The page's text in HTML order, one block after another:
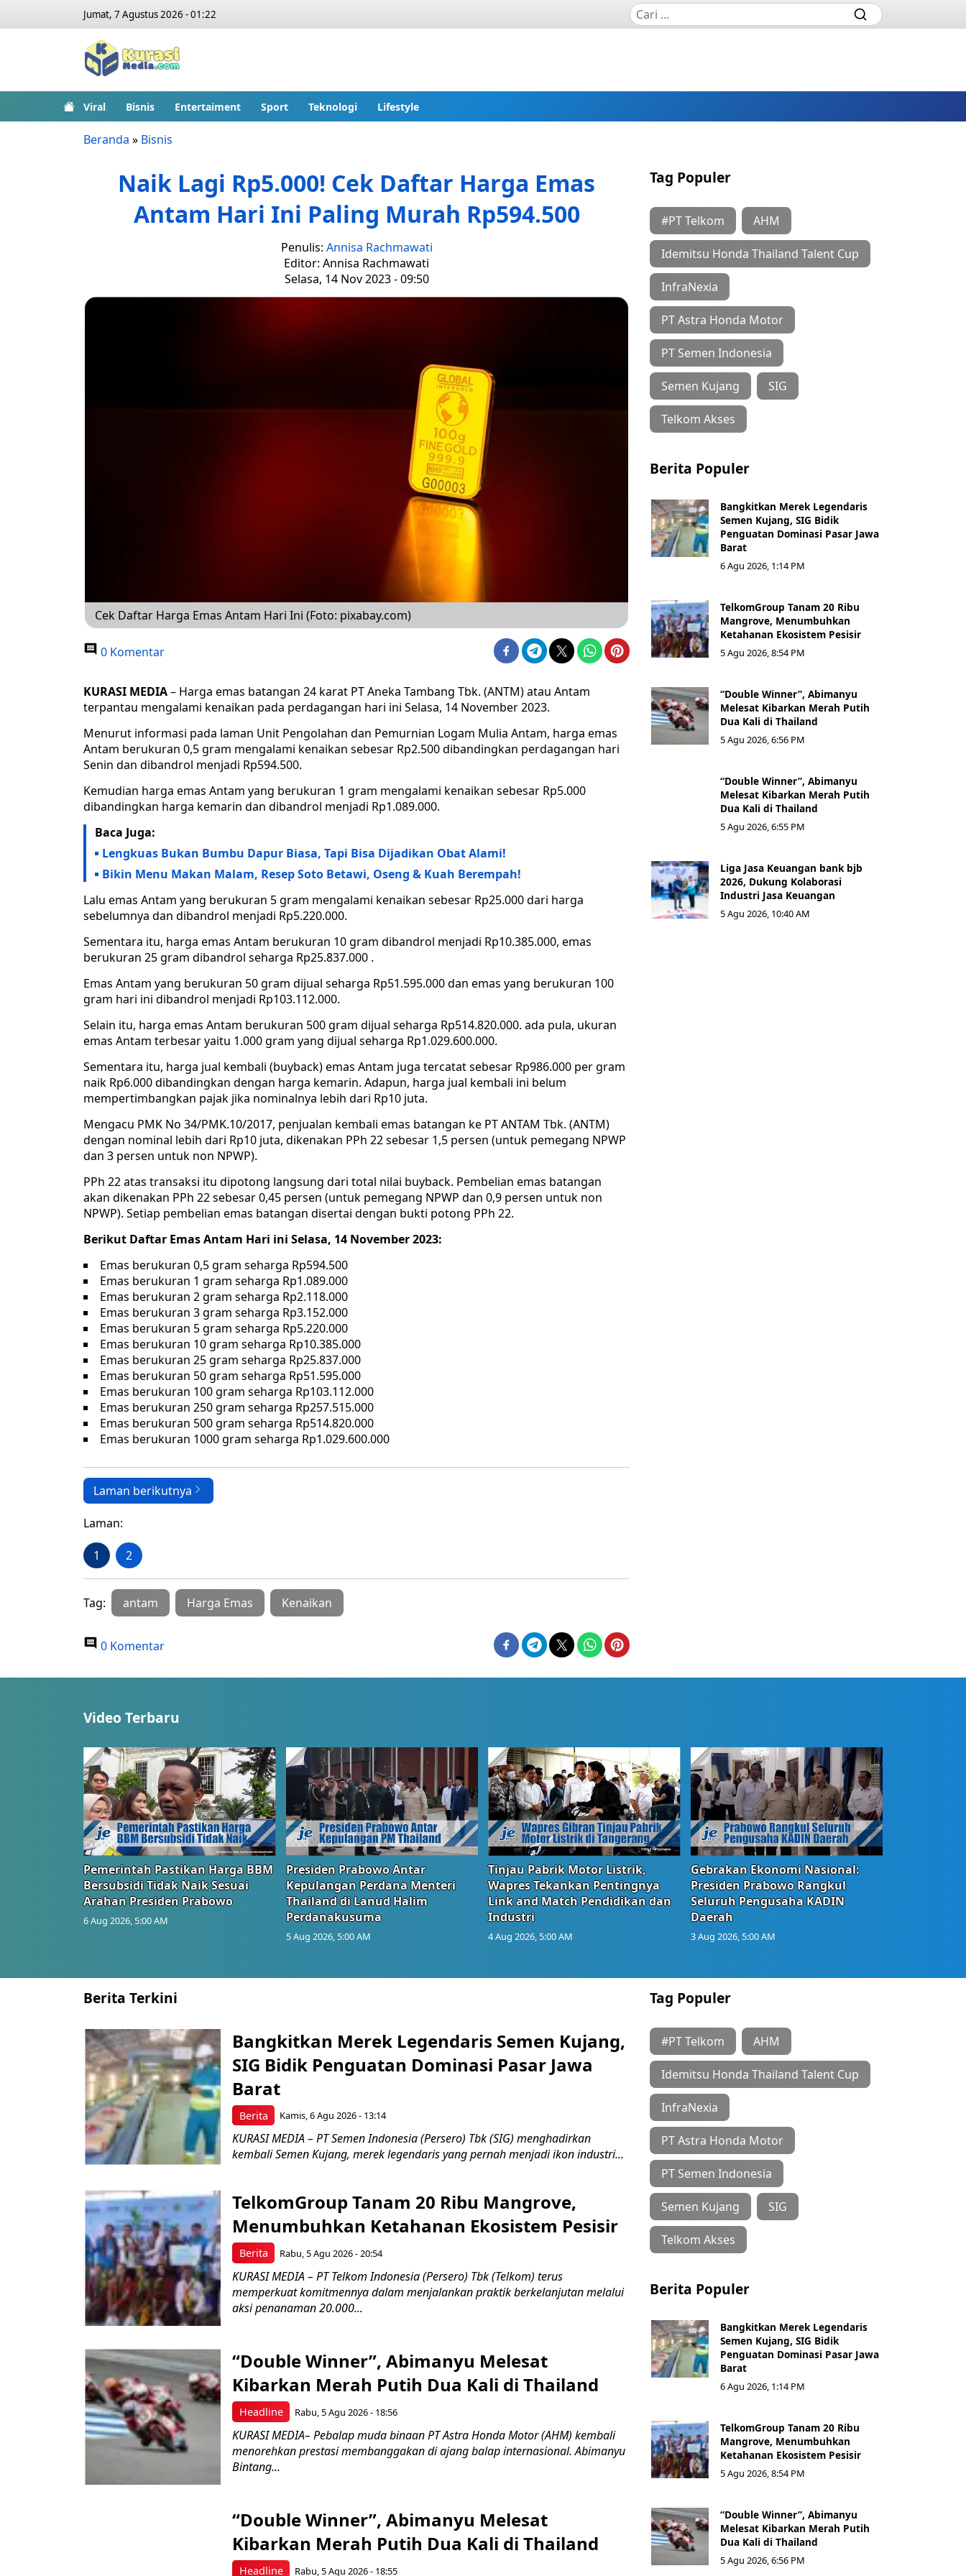
Jumat, 7 Agustus 2026 - 01:22
Viral Bisnis Entertaiment Sport Teknologi Lifestyle
Beranda » Bisnis
Naik Lagi Rp5.000! Cek Daftar Harga Emas
Antam Hari Ini Paling Murah Rp594.500
Penulis: Annisa Rachmawati
Editor: Annisa Rachmawati
Selasa, 14 Nov 2023 - 09:50
Cek Daftar Harga Emas Antam Hari Ini (Foto: pixabay.com)
0 Komentar
KURASI MEDIA– Harga emas batangan 24 karat PT Aneka Tambang Tbk. (ANTM) atau Antam
terpantau mengalami kenaikan pada perdagangan hari ini Selasa, 14 November 2023.
Menurut informasi pada laman Unit Pengolahan dan Pemurnian Logam Mulia Antam, harga emas
Antam berukuran 0,5 gram mengalami kenaikan sebesar Rp2.500 dibandingkan perdagangan hari
Senin dan dibandrol menjadi Rp594.500.
Kemudian harga emas Antam yang berukuran 1 gram mengalami kenaikan sebesar Rp5.000
dibandingkan harga kemarin dan dibandrol menjadi Rp1.089.000.
Baca Juga:
Lengkuas Bukan Bumbu Dapur Biasa, Tapi Bisa Dijadikan Obat Alami!
Bikin Menu Makan Malam, Resep Soto Betawi, Oseng & Kuah Berempah!
Lalu emas Antam yang berukuran 5 gram mengalami kenaikan sebesar Rp25.000 dari harga
sebelumnya dan dibandrol menjadi Rp5.220.000.
Sementara itu, harga emas Antam berukuran 10 gram dibandrol menjadi Rp10.385.000, emas
berukuran 25 gram dibandrol seharga Rp25.837.000 .
Emas Antam yang berukuran 50 gram dijual seharga Rp51.595.000 dan emas yang berukuran 100
gram hari ini dibandrol menjadi Rp103.112.000.
Selain itu, harga emas Antam berukuran 500 gram dijual seharga Rp514.820.000. ada pula, ukuran
emas Antam terbesar yaitu 1.000 gram yang dijual seharga Rp1.029.600.000.
Sementara itu, harga jual kembali (buyback) emas Antam juga tercatat sebesar Rp986.000 per gram
naik Rp6.000 dibandingkan dengan harga kemarin. Adapun, harga jual kembali ini belum
mempertimbangkan pajak jika nominalnya lebih dari Rp10 juta.
Mengacu PMK No 34/PMK.10/2017, penjualan kembali emas batangan ke PT ANTAM Tbk. (ANTM)
dengan nominal lebih dari Rp10 juta, dikenakan PPh 22 sebesar 1,5 persen (untuk pemegang NPWP
dan 3 persen untuk non NPWP).
PPh 22 atas transaksi itu dipotong langsung dari total nilai buyback. Pembelian emas batangan
akan dikenakan PPh 22 sebesar 0,45 persen (untuk pemegang NPWP dan 0,9 persen untuk non
NPWP). Setiap pembelian emas batangan disertai dengan bukti potong PPh 22.
Berikut Daftar Emas Antam Hari ini Selasa, 14 November 2023:
Emas berukuran 0,5 gram seharga Rp594.500
Emas berukuran 1 gram seharga Rp1.089.000
Emas berukuran 2 gram seharga Rp2.118.000
Emas berukuran 3 gram seharga Rp3.152.000
Emas berukuran 5 gram seharga Rp5.220.000
Emas berukuran 10 gram seharga Rp10.385.000
Emas berukuran 25 gram seharga Rp25.837.000
Emas berukuran 50 gram seharga Rp51.595.000
Emas berukuran 100 gram seharga Rp103.112.000
Emas berukuran 250 gram seharga Rp257.515.000
Emas berukuran 500 gram seharga Rp514.820.000
Emas berukuran 1000 gram seharga Rp1.029.600.000
Laman berikutnya
Laman:
1 2
Tag: antam Harga Emas Kenaikan
0 Komentar
Tag Populer
#PT Telkom AHM
Idemitsu Honda Thailand Talent Cup
InfraNexia
PT Astra Honda Motor
PT Semen Indonesia
Semen Kujang SIG
Telkom Akses
Berita Populer
Bangkitkan Merek Legendaris
Semen Kujang, SIG Bidik
Penguatan Dominasi Pasar Jawa
Barat
6 Agu 2026, 1:14 PM
TelkomGroup Tanam 20 Ribu
Mangrove, Menumbuhkan
Ketahanan Ekosistem Pesisir
5 Agu 2026, 8:54 PM
“Double Winner”, Abimanyu
Melesat Kibarkan Merah Putih
Dua Kali di Thailand
5 Agu 2026, 6:56 PM
“Double Winner”, Abimanyu
Melesat Kibarkan Merah Putih
Dua Kali di Thailand
5 Agu 2026, 6:55 PM
Liga Jasa Keuangan bank bjb
2026, Dukung Kolaborasi
Industri Jasa Keuangan
5 Agu 2026, 10:40 AM
Video Terbaru
Pemerintah Pastikan Harga BBM
Bersubsidi Tidak Naik Sesuai
Arahan Presiden Prabowo
6 Aug 2026, 5:00 AM
Presiden Prabowo Antar
Kepulangan Perdana Menteri
Thailand di Lanud Halim
Perdanakusuma
5 Aug 2026, 5:00 AM
Tinjau Pabrik Motor Listrik,
Wapres Tekankan Pentingnya
Link and Match Pendidikan dan
Industri
4 Aug 2026, 5:00 AM
Gebrakan Ekonomi Nasional:
Presiden Prabowo Rangkul
Seluruh Pengusaha KADIN
Daerah
3 Aug 2026, 5:00 AM
Berita Terkini
Berita
Bangkitkan Merek Legendaris Semen Kujang,
SIG Bidik Penguatan Dominasi Pasar Jawa
Barat
Kamis, 6 Agu 2026 - 13:14
KURASI MEDIA – PT Semen Indonesia (Persero) Tbk (SIG) menghadirkan
kembali Semen Kujang, merek legendaris yang pernah menjadi ikon industri...
Berita
TelkomGroup Tanam 20 Ribu Mangrove,
Menumbuhkan Ketahanan Ekosistem Pesisir
Rabu, 5 Agu 2026 - 20:54
KURASI MEDIA – PT Telkom Indonesia (Persero) Tbk (Telkom) terus
memperkuat komitmennya dalam menjalankan praktik berkelanjutan melalui
aksi penanaman 20.000...
Headline
“Double Winner”, Abimanyu Melesat
Kibarkan Merah Putih Dua Kali di Thailand
Rabu, 5 Agu 2026 - 18:56
KURASI MEDIA– Pebalap muda binaan PT Astra Honda Motor (AHM) kembali
menorehkan prestasi membanggakan di ajang balap internasional. Abimanyu
Bintang...
Headline
“Double Winner”, Abimanyu Melesat
Kibarkan Merah Putih Dua Kali di Thailand
Rabu, 5 Agu 2026 - 18:55
Tag Populer
#PT Telkom AHM
Idemitsu Honda Thailand Talent Cup
InfraNexia
PT Astra Honda Motor
PT Semen Indonesia
Semen Kujang SIG
Telkom Akses
Berita Populer
Bangkitkan Merek Legendaris
Semen Kujang, SIG Bidik
Penguatan Dominasi Pasar Jawa
Barat
6 Agu 2026, 1:14 PM
TelkomGroup Tanam 20 Ribu
Mangrove, Menumbuhkan
Ketahanan Ekosistem Pesisir
5 Agu 2026, 8:54 PM
“Double Winner”, Abimanyu
Melesat Kibarkan Merah Putih
Dua Kali di Thailand
5 Agu 2026, 6:56 PM